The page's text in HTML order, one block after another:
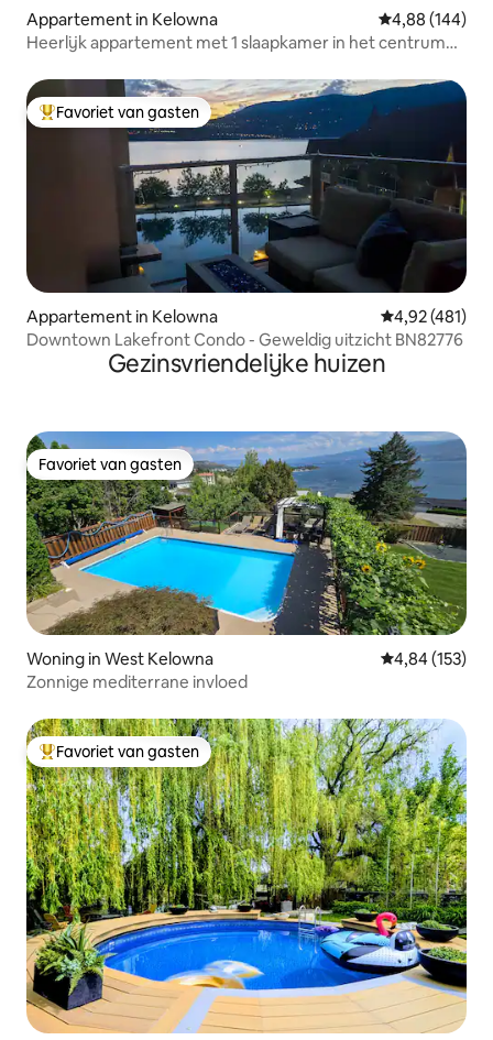
Appartement in Kelowna Gemiddelde
4,88 (144)
Heerlijk appartement met 1 slaapkamer in het centrum
Topfavoriet van gasten
Favoriet van gasten
Appartement in Kelowna Gemiddelde
4,92 (481)
Downtown Lakefront Condo - Geweldig uitzicht BN82776
Gezinsvriendelijke huizen
Favoriet van gasten
Favoriet van gasten
Woning in West Kelowna Gemiddelde
4,84 (153)
Zonnige mediterrane invloed
Topfavoriet van gasten
Favoriet van gasten